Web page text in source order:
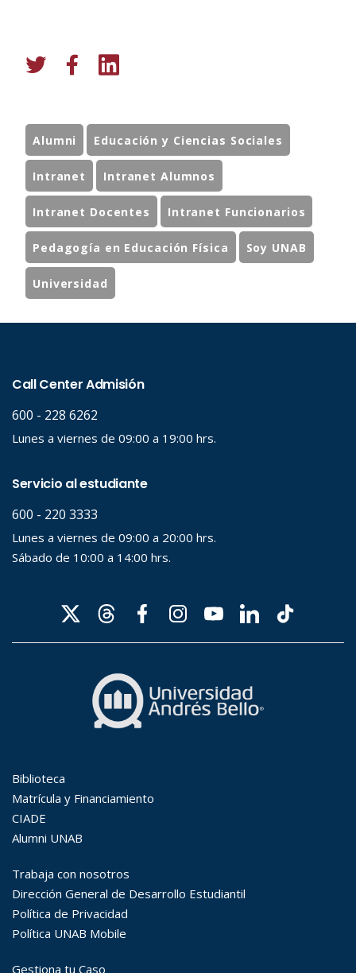
Alumni Educación y Ciencias Sociales
Intranet Intranet Alumnos
Intranet Docentes Intranet Funcionarios
Pedagogía en Educación Física Soy UNAB
Universidad